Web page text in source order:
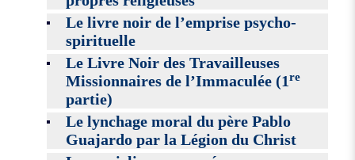
Le livre noir de l’emprise psycho-
spirituelle
Le Livre Noir des Travailleuses
Missionnaires de l’Immaculée (1re
partie)
Le lynchage moral du père Pablo
Guajardo par la Légion du Christ